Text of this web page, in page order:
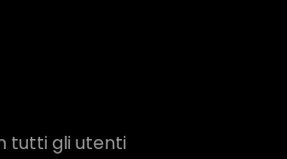
tutti gli utenti